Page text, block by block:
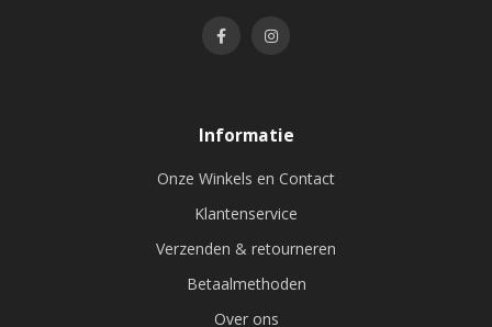
Informatie
Onze Winkels en Contact
Klantenservice
Verzenden & retourneren
Betaalmethoden
Over ons